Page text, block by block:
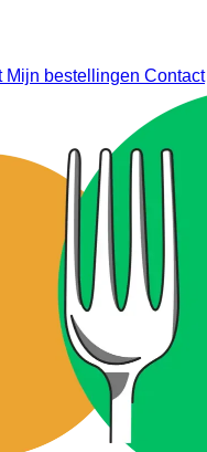
Mijn bestellingen Contact